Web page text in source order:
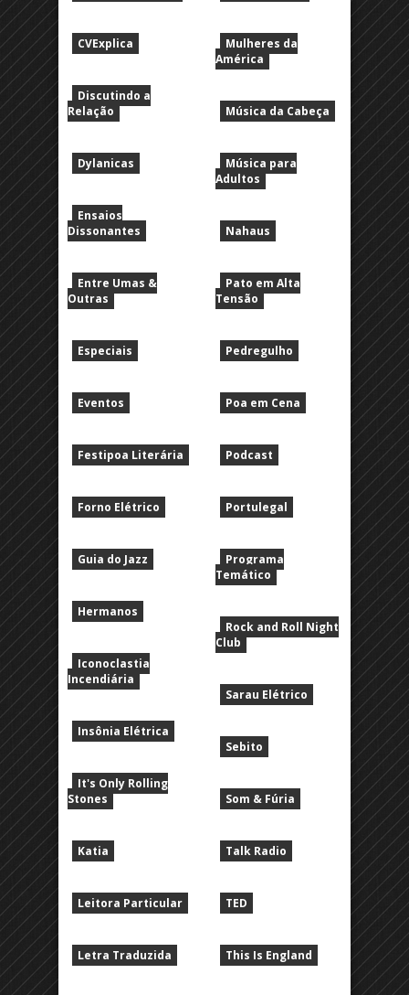
CVExplica
Discutindo a
Relação
Dylanicas
Ensaios
Dissonantes
Entre Umas &
Outras
Especiais
Eventos
Festipoa Literária
Forno Elétrico
Guia do Jazz
Hermanos
Iconoclastia
Incendiária
Insônia Elétrica
It's Only Rolling
Stones
Katia
Leitora Particular
Letra Traduzida
Mulheres da
América
Música da Cabeça
Música para
Adultos
Nahaus
Pato em Alta
Tensão
Pedregulho
Poa em Cena
Podcast
Portulegal
Programa
Temático
Rock and Roll Night
Club
Sarau Elétrico
Sebito
Som & Fúria
Talk Radio
TED
This Is England